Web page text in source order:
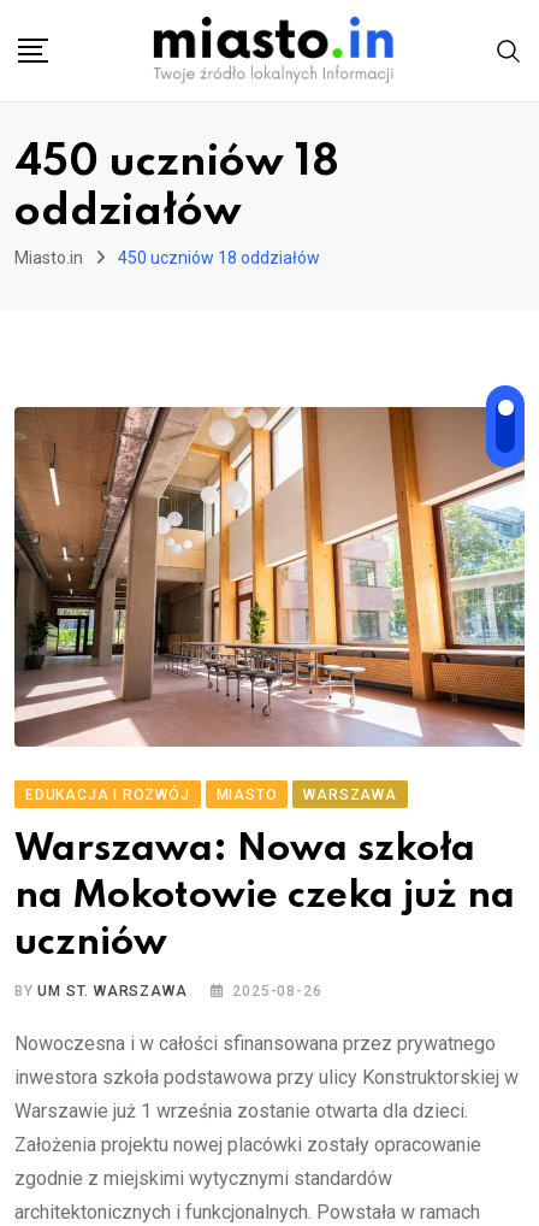
450 uczniów 18
oddziałów
Miasto.in 450 uczniów 18 oddziałów
EDUKACJA I ROZWÓJ MIASTO WARSZAWA
Warszawa: Nowa szkoła
na Mokotowie czeka już na
uczniów
BYUM ST. WARSZAWA 2025-08-26
Nowoczesna i w całości sfinansowana przez prywatnego
inwestora szkoła podstawowa przy ulicy Konstruktorskiej w
Warszawie już 1 września zostanie otwarta dla dzieci.
Założenia projektu nowej placówki zostały opracowanie
zgodnie z miejskimi wytycznymi standardów
architektonicznych i funkcjonalnych. Powstała w ramach